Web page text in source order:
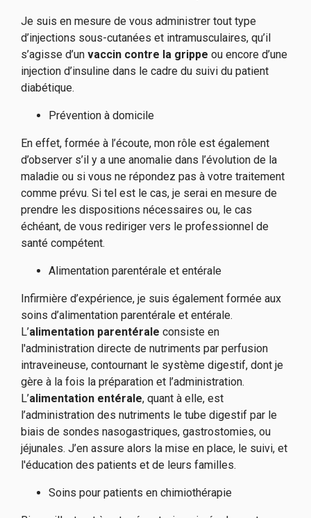
Je suis en mesure de vous administrer tout type
d’injections sous-cutanées et intramusculaires, qu’il
s’agisse d’un vaccin contre la grippe ou encore d’une
injection d’insuline dans le cadre du suivi du patient
diabétique.
Prévention à domicile
En effet, formée à l’écoute, mon rôle est également
d’observer s’il y a une anomalie dans l’évolution de la
maladie ou si vous ne répondez pas à votre traitement
comme prévu. Si tel est le cas, je serai en mesure de
prendre les dispositions nécessaires ou, le cas
échéant, de vous rediriger vers le professionnel de
santé compétent.
Alimentation parentérale et entérale
Infirmière d’expérience, je suis également formée aux
soins d’alimentation parentérale et entérale.
L’alimentation parentérale consiste en
l'administration directe de nutriments par perfusion
intraveineuse, contournant le système digestif, dont je
gère à la fois la préparation et l’administration.
L’alimentation entérale, quant à elle, est
l’administration des nutriments le tube digestif par le
biais de sondes nasogastriques, gastrostomies, ou
jéjunales. J’en assure alors la mise en place, le suivi, et
l'éducation des patients et de leurs familles.
Soins pour patients en chimiothérapie